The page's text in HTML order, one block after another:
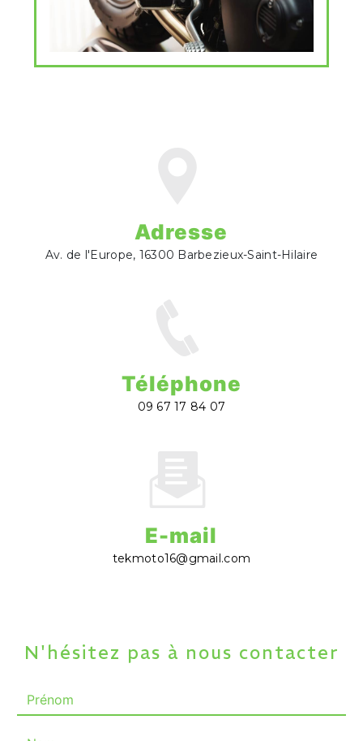
Adresse
Av. de l'Europe, 16300 Barbezieux-Saint-Hilaire
Téléphone
09 67 17 84 07
E-mail
tekmoto16@gmail.com
N'hésitez pas à nous contacter